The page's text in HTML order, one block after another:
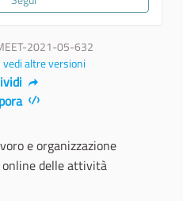
2021-05-632
vedi altre versioni
e organizzazione
delle attività